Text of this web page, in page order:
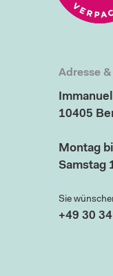
Adresse
10405
Montag
Samstag
Sie
+49 30